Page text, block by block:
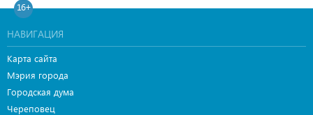
16+
НАВИГАЦИЯ
Карта сайта
Мэрия города
Городская дума
Череповец